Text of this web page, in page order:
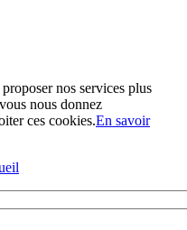
nos services plus
nous donnez
ces cookies.En savoir